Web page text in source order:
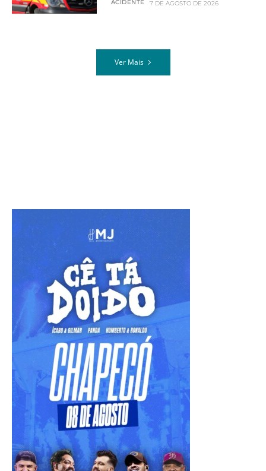
ACIDENTE 7 DE AGOSTO DE 2026
Ver Mais